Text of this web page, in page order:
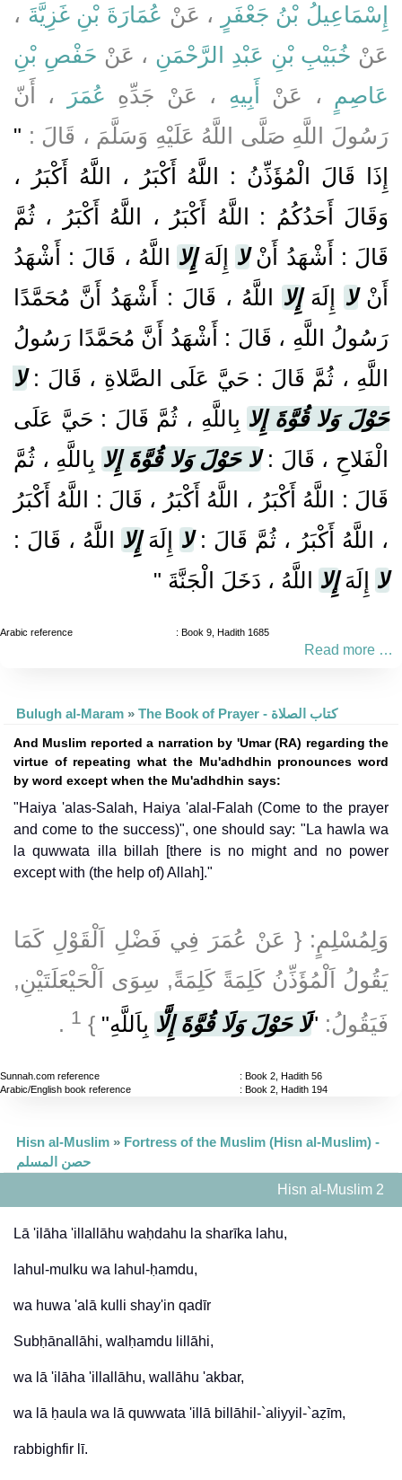
إِسْمَاعِيلُ بْنُ جَعْفَرٍ
، عَنْ عُمَارَةَ بْنِ غَزِيَّةَ ،
عَنْ خُبَيْبِ بْنِ عَبْدِ الرَّحْمَنِ ، عَنْ حَفْصِ بْنِ
عَاصِمٍ
، عَنْ أَبِيهِ ، عَنْ جَدِّهِ عُمَرَ
، أَنّ
رَسُولَ اللَّهِ صَلَّى اللَّهُ عَلَيْهِ وَسَلَّمَ ، قَالَ : "
إِذَا قَالَ الْمُؤَذِّنُ : اللَّهُ أَكْبَرُ ، اللَّهُ أَكْبَرُ ،
وَقَالَ أَحَدُكُمُ : اللَّهُ أَكْبَرُ ، اللَّهُ أَكْبَرُ ، ثُمَّ
قَالَ : أَشْهَدُ أَنْلا إِلَهَإِلا اللَّهُ ، قَالَ : أَشْهَدُ
أَنْلا إِلَهَإِلا اللَّهُ ، قَالَ : أَشْهَدُ أَنَّ مُحَمَّدًا
رَسُولُ اللَّهِ ، قَالَ : أَشْهَدُ أَنَّ مُحَمَّدًا رَسُولُ
اللَّهِ ، ثُمَّ قَالَ : حَيَّ عَلَى الصَّلاةِ ، قَالَ :لا
حَوْلَ وَلا قُوَّةَ إِلا بِاللَّهِ ، ثُمَّ قَالَ : حَيَّ عَلَى
الْفَلاحِ ، قَالَ :لا حَوْلَ وَلا قُوَّةَ إِلا بِاللَّهِ ، ثُمَّ
قَالَ : اللَّهُ أَكْبَرُ ، اللَّهُ أَكْبَرُ ، قَالَ : اللَّهُ أَكْبَرُ
، اللَّهُ أَكْبَرُ ، ثُمَّ قَالَ :لا إِلَهَإِلا اللَّهُ ، قَالَ :
لا إِلَهَإِلا اللَّهُ ، دَخَلَ الْجَنَّةَ "
Arabic reference : Book 9, Hadith 1685
Read more …
Bulugh al-Maram » The Book of Prayer - كتاب الصلاة
And Muslim reported a narration by 'Umar (RA) regarding the
virtue of repeating what the Mu'adhdhin pronounces word
by word except when the Mu'adhdhin says:
"Haiya 'alas-Salah, Haiya 'alal-Falah (Come to the prayer
and come to the success)", one should say: "La hawla wa
la quwwata illa billah [there is no might and no power
except with (the help of) Allah]."
وَلِمُسْلِمٍ: { عَنْ عُمَرَ فِي فَضْلِ اَلْقَوْلِ كَمَا
يَقُولُ اَلْمُؤَذِّنُ كَلِمَةً كَلِمَةً, سِوَى اَلْحَيْعَلَتَيْنِ,
فَيَقُولُ: "لَا حَوْلَ وَلَا قُوَّةَ إِلَّا بِاَللَّهِ" }
1
‏ .‏
Sunnah.com reference
: Book 2, Hadith 56
Arabic/English book reference
: Book 2, Hadith 194
Hisn al-Muslim » Fortress of the Muslim (Hisn al-Muslim) -
حصن المسلم
Hisn al-Muslim 2
Lā 'ilāha 'illallāhu waḥdahu la sharīka lahu,
lahul-mulku wa lahul-ḥamdu,
wa huwa 'alā kulli shay'in qadīr
Subḥānallāhi, walḥamdu lillāhi,
wa lā 'ilāha 'illallāhu, wallāhu 'akbar,
wa lā ḥaula wa lā quwwata 'illā billāhil-`aliyyil-`aẓīm,